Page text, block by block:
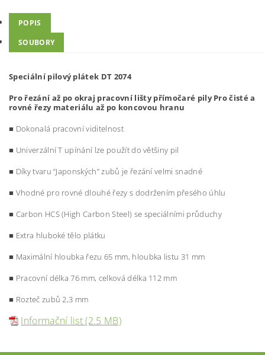
POPIS
SOUBORY
Speciální pilovýplátek DT 2074
Prořezání až po okraj pracovnílištypřímočaré pilyPročisté a
rovné řezy materiálu až po koncovou hranu
■ Dokonalá pracovní viditelnost
■ Univerzální T upínání lze použít do většiny pil
■ Díky tvaru “Japonských” zubů je řezání velmi snadné
■ Vhodné pro rovné dlouhé řezy s dodržením přesého úhlu
■ Carbon HCS (High Carbon Steel) se speciálními průduchy
■ Extra hluboké tělo plátku
■ Maximální hloubka řezu 65 mm, hloubka listu 31 mm
■ Pracovní délka 76 mm, celková délka 112 mm
■ Rozteč zubů 2,3 mm
Informační list (2.5 MB)